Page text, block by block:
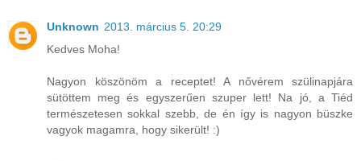
Unknown 2013. március 5. 20:29
Kedves Moha!
Nagyon köszönöm a receptet! A nővérem szülinapjára
sütöttem meg és egyszerűen szuper lett! Na jó, a Tiéd
természetesen sokkal szebb, de én így is nagyon büszke
vagyok magamra, hogy sikerült! :)